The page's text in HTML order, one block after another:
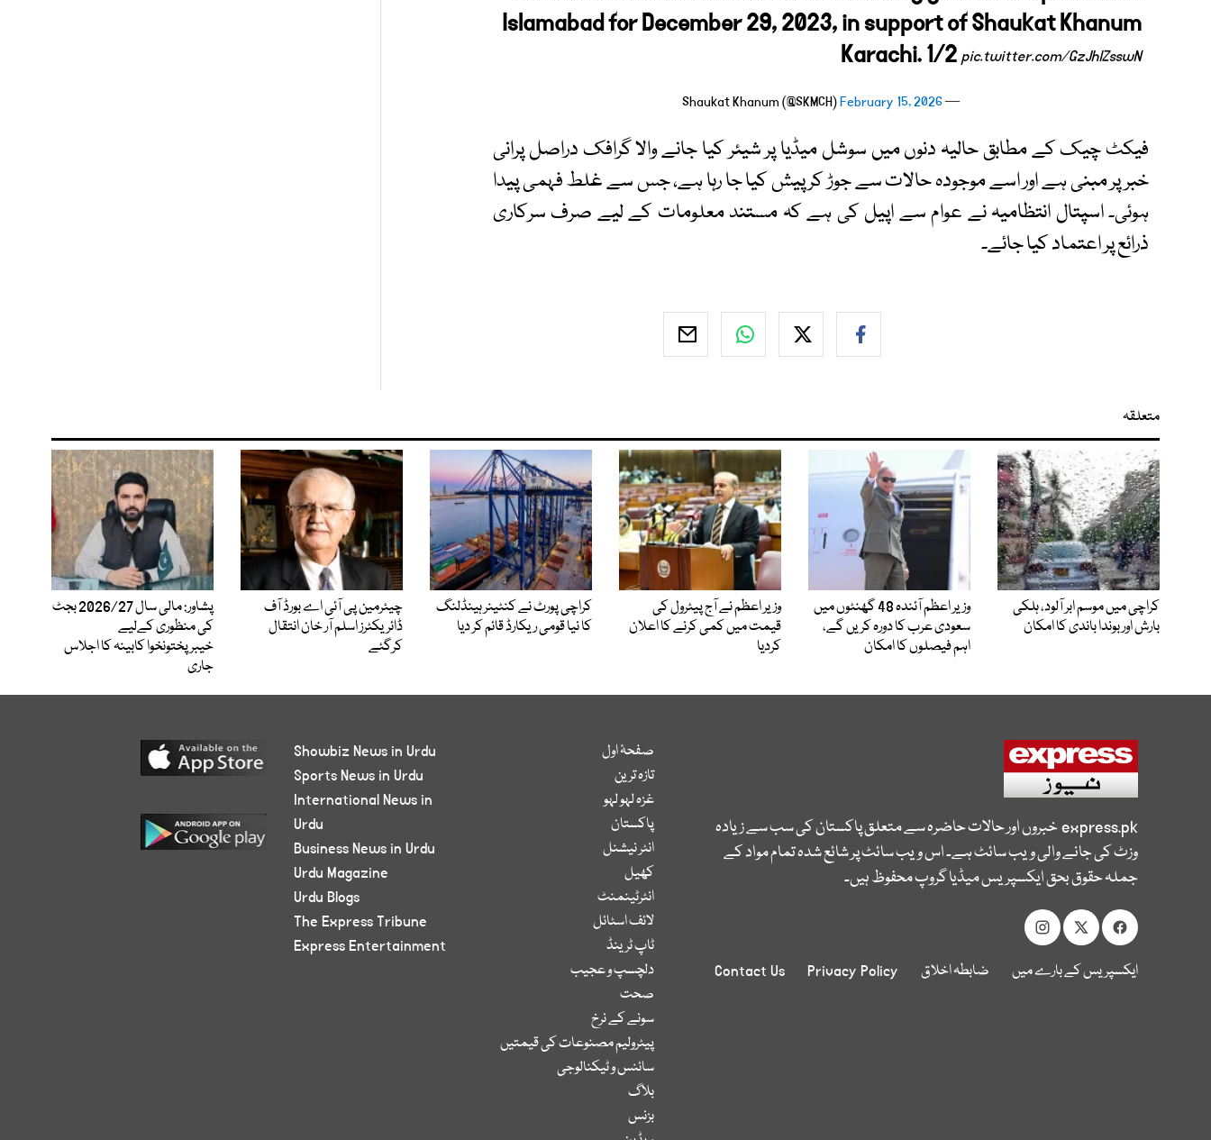
Islamabad for December 29, 2023, in support of Shaukat Khanum
Karachi. 1/2pic.twitter.com/GzJhlZsswN
— Shaukat Khanum (@SKMCH)
February 15, 2026
فیکٹ چیک کے مطابق حالیہ دنوں میں سوشل میڈیا پر شیئر کیا جانے والا گرافک دراصل پرانی
خبر پر مبنی ہے اور اسے موجودہ حالات سے جوڑ کر پیش کیا جا رہا ہے، جس سے غلط فہمی پیدا
ہوئی۔ اسپتال انتظامیہ نے عوام سے اپیل کی ہے کہ مستند معلومات کے لیے صرف سرکاری
ذرائع پر اعتماد کیا جائے۔
متعلقہ
کراچی میں موسم ابر آلود، ہلکی
بارش اور بوندا باندی کا امکان
وزیر اعظم آئندہ 48 گھنٹوں میں
سعودی عرب کا دورہ کریں گے،
اہم فیصلوں کا امکان
وزیر اعظم نے آج پیٹرول کی
قیمت میں کمی کرنے کا اعلان
کردیا
کراچی پورٹ نے کنٹینر ہینڈلنگ
کا نیا قومی ریکارڈ قائم کر دیا
چیئرمین پی آئی اے بورڈ آف
ڈائریکٹرز اسلم آر خان انتقال
کرگئے
پشاور: مالی سال 2026/27 بجٹ
کی منظوری کےلیے
خیبرپختونخوا کابینہ کا اجلاس
جاری
express.pkخبروں اور حالات حاضرہ سے متعلق پاکستان کی سب سے زیادہ
وزٹ کی جانے والی ویب سائٹ ہے۔ اس ویب سائٹ پر شائع شدہ تمام مواد کے
جملہ حقوق بحق ایکسپریس میڈیا گروپ محفوظ ہیں۔
ایکسپریس کے بارے میں ضابطہ اخلاق Privacy Policy
Contact Us
صفحۂ اول
تازہ ترین
غزہ لہو لہو
پاکستان
انٹر نیشنل
کھیل
انٹرٹینمنٹ
لائف اسٹائل
ٹاپ ٹرینڈ
دلچسپ و عجیب
صحت
سونے کے نرخ
پیٹرولیم مصنوعات کی قیمتیں
سائنس و ٹیکنالوجی
بلاگ
بزنس
Showbiz News in Urdu
Sports News in Urdu
International News in
Urdu
Business News in Urdu
Urdu Magazine
Urdu Blogs
The Express Tribune
Express Entertainment